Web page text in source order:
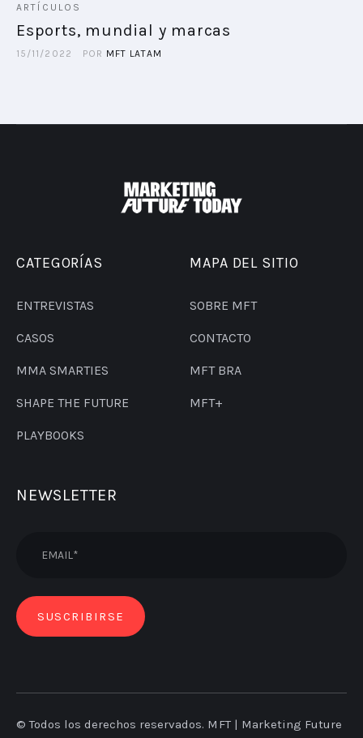
PODCAST
PLAYBOOKS
ARTÍCULOS
Esports, mundial y marcas
15/11/2022 POR MFT LATAM
CATEGORÍAS
ENTREVISTAS
CASOS
MMA SMARTIES
SHAPE THE FUTURE
PLAYBOOKS
MAPA DEL SITIO
SOBRE MFT
CONTACTO
MFT BRA
MFT+
NEWSLETTER
© Todos los derechos reservados. MFT | Marketing Future